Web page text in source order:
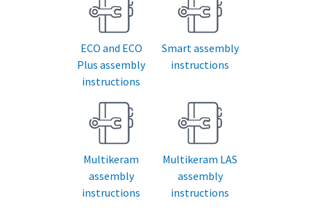
ECO and ECO
Plus assembly
instructions
Smart assembly
instructions
Multikeram
assembly
instructions
Multikeram LAS
assembly
instructions